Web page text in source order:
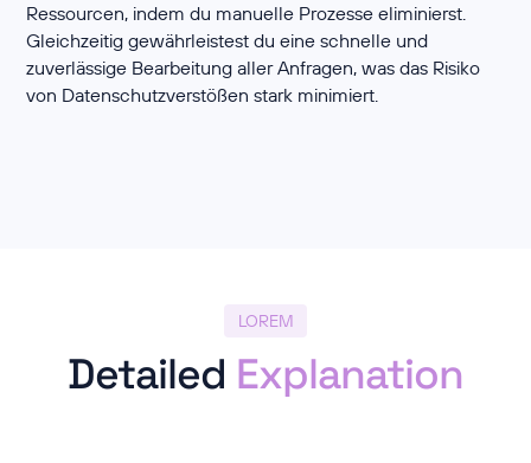
Ressourcen, indem du manuelle Prozesse eliminierst.
Gleichzeitig gewährleistest du eine schnelle und
zuverlässige Bearbeitung aller Anfragen, was das Risiko
von Datenschutzverstößen stark minimiert.
LOREM
Detailed Explanation